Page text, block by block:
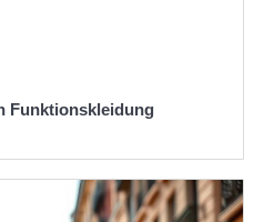
Funktionskleidung